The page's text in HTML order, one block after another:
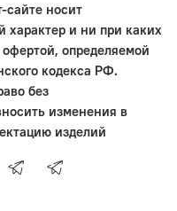
носит
характер и ни при каких
определяемой
кодекса РФ.
без
изменения в
изделий